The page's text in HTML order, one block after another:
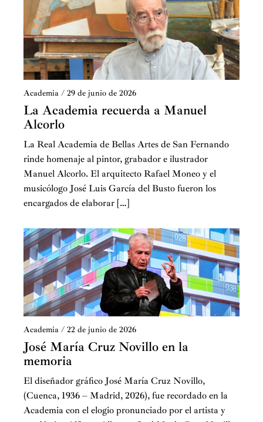
Academia / 29 de junio de 2026
La Academia recuerda a Manuel
Alcorlo
La Real Academia de Bellas Artes de San Fernando
rinde homenaje al pintor, grabador e ilustrador
Manuel Alcorlo. El arquitecto Rafael Moneo y el
musicólogo José Luis García del Busto fueron los
encargados de elaborar […]
Academia / 22 de junio de 2026
José María Cruz Novillo en la
memoria
El diseñador gráfico José María Cruz Novillo,
(Cuenca, 1936 – Madrid, 2026), fue recordado en la
Academia con el elogio pronunciado por el artista y